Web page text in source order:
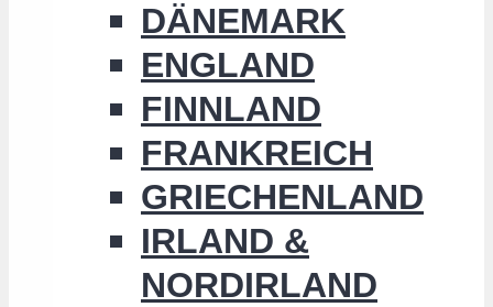
DÄNEMARK
ENGLAND
FINNLAND
FRANKREICH
GRIECHENLAND
IRLAND &
NORDIRLAND